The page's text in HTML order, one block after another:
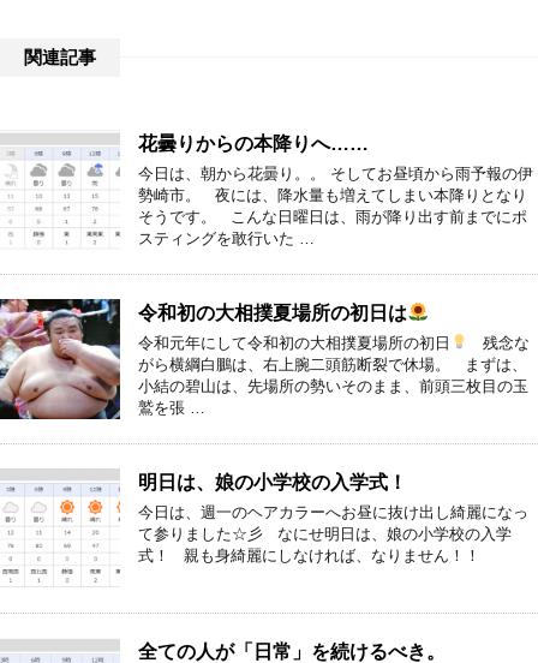
関連記事
花曇りからの本降りへ……
今日は、朝から花曇り。。 そしてお昼頃から雨予報の伊
勢崎市。 夜には、降水量も増えてしまい本降りとなり
そうです。 こんな日曜日は、雨が降り出す前までにポ
スティングを敢行いた …
令和初の大相撲夏場所の初日は
令和元年にして令和初の大相撲夏場所の初日
残念な
がら横綱白鵬は、右上腕二頭筋断裂で休場。 まずは、
小結の碧山は、先場所の勢いそのまま、前頭三枚目の玉
鷲を張 …
明日は、娘の小学校の入学式！
今日は、週一のヘアカラーへお昼に抜け出し綺麗になっ
て参りました☆彡 なにせ明日は、娘の小学校の入学
式！ 親も身綺麗にしなければ、なりません！！
全ての人が「日常」を続けるべき。